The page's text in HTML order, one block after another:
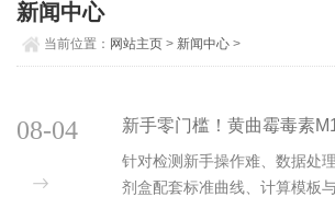
新闻中心
当前位置： 网站主页 > 新闻中心 >
新手零门槛！黄曲霉毒素
配套服务解析
针对检测新手操作难、数据处
剂盒配套标准曲线、计算模板
08-04